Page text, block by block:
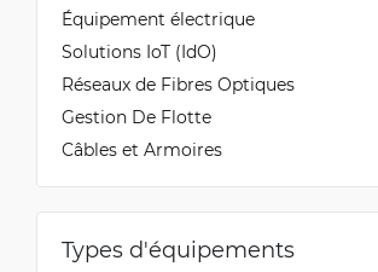
Équipement électrique
Solutions IoT (IdO)
Réseaux de Fibres Optiques
Gestion De Flotte
Câbles et Armoires
Types d'équipements